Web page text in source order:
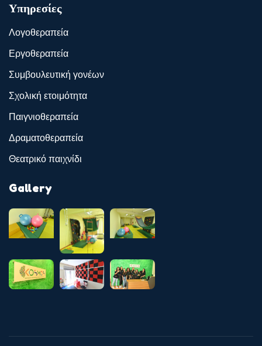
Υπηρεσίες
Λογοθεραπεία
Εργοθεραπεία
Συμβουλευτική γονέων
Σχολική ετοιμότητα
Παιγνιοθεραπεία
Δραματοθεραπεία
Θεατρικό παιχνίδι
Gallery